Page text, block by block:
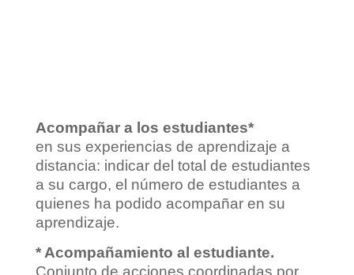
Acompañar a los estudiantes*
en sus experiencias de aprendizaje a
distancia: indicar del total de estudiantes
a su cargo, el número de estudiantes a
quienes ha podido acompañar en su
aprendizaje.
* Acompañamiento al estudiante.
Conjunto de acciones coordinadas por